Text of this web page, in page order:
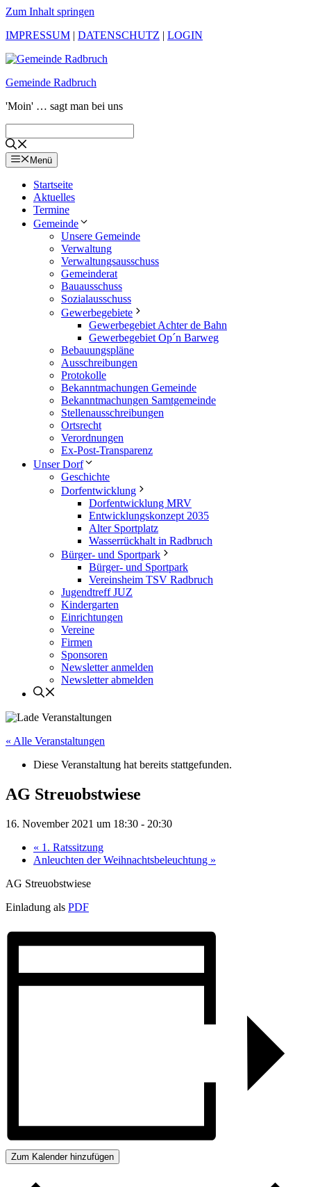
Zum Inhalt springen
IMPRESSUM | DATENSCHUTZ | LOGIN
Gemeinde Radbruch
'Moin' … sagt man bei uns
Menü
Startseite
Aktuelles
Termine
Gemeinde
Unsere Gemeinde
Verwaltung
Verwaltungsausschuss
Gemeinderat
Bauausschuss
Sozialausschuss
Gewerbegebiete
Gewerbegebiet Achter de Bahn
Gewerbegebiet Op´n Barweg
Bebauungspläne
Ausschreibungen
Protokolle
Bekanntmachungen Gemeinde
Bekanntmachungen Samtgemeinde
Stellenausschreibungen
Ortsrecht
Verordnungen
Ex-Post-Transparenz
Unser Dorf
Geschichte
Dorfentwicklung
Dorfentwicklung MRV
Entwicklungskonzept 2035
Alter Sportplatz
Wasserrückhalt in Radbruch
Bürger- und Sportpark
Bürger- und Sportpark
Vereinsheim TSV Radbruch
Jugendtreff JUZ
Kindergarten
Einrichtungen
Vereine
Firmen
Sponsoren
Newsletter anmelden
Newsletter abmelden
« Alle Veranstaltungen
Diese Veranstaltung hat bereits stattgefunden.
AG Streuobstwiese
16. November 2021 um 18:30 - 20:30
« 1. Ratssitzung
Anleuchten der Weihnachtsbeleuchtung »
AG Streuobstwiese
Einladung als PDF
Zum Kalender hinzufügen